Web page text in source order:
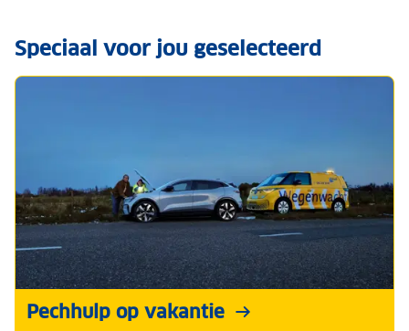
Speciaal voor jou geselecteerd
Pechhulp op vakantie